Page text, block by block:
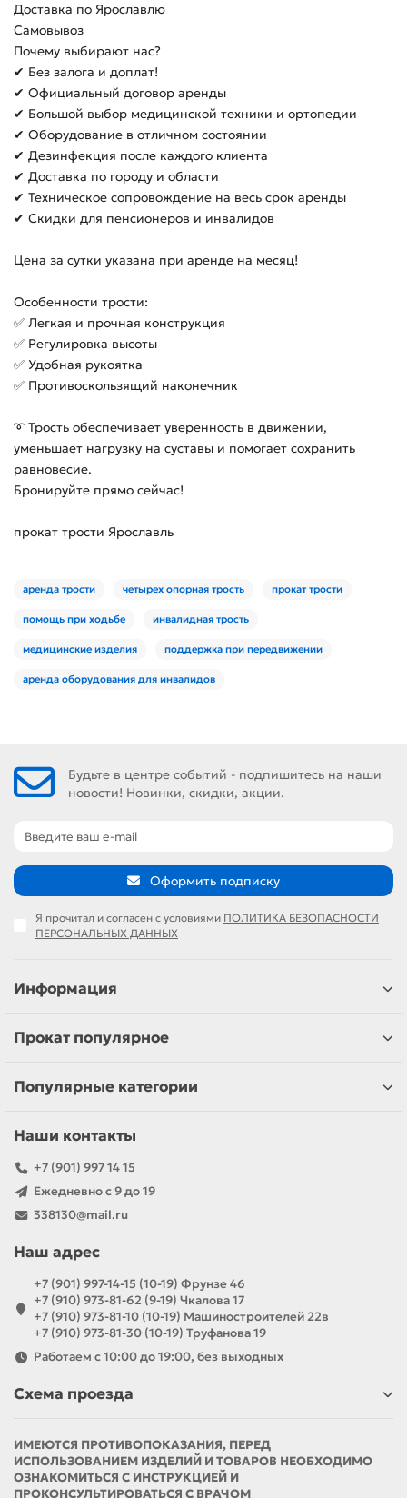
Доставка по Ярославлю
Самовывоз
Почему выбирают нас?
✔ Без залога и доплат!
✔ Официальный договор аренды
✔ Большой выбор медицинской техники и ортопедии
✔ Оборудование в отличном состоянии
✔ Дезинфекция после каждого клиента
✔ Доставка по городу и области
✔ Техническое сопровождение на весь срок аренды
✔ Скидки для пенсионеров и инвалидов
Цена за сутки указана при аренде на месяц!
Особенности трости:
✅ Легкая и прочная конструкция
✅ Регулировка высоты
✅ Удобная рукоятка
✅ Противоскользящий наконечник
➰ Трость обеспечивает уверенность в движении,
уменьшает нагрузку на суставы и помогает сохранить
равновесие.
Бронируйте прямо сейчас!
прокат трости Ярославль
аренда трости четырех опорная трость прокат трости
помощь при ходьбе инвалидная трость
медицинские изделия поддержка при передвижении
аренда оборудования для инвалидов
Будьте в центре событий - подпишитесь на наши
новости! Новинки, скидки, акции.
Оформить подписку
Я прочитал и согласен с условиями ПОЛИТИКА БЕЗОПАСНОСТИ
ПЕРСОНАЛЬНЫХ ДАННЫХ
Информация
Прокат популярное
Популярные категории
Наши контакты
+7 (901) 997 14 15
Ежедневно с 9 до 19
338130@mail.ru
Наш адрес
+7 (901) 997-14-15 (10-19) Фрунзе 46
+7 (910) 973-81-62 (9-19) Чкалова 17
+7 (910) 973-81-10 (10-19) Машиностроителей 22в
+7 (910) 973-81-30 (10-19) Труфанова 19
Работаем с 10:00 до 19:00, без выходных
Схема проезда
ИМЕЮТСЯ ПРОТИВОПОКАЗАНИЯ, ПЕРЕД
ИСПОЛЬЗОВАНИЕМ ИЗДЕЛИЙ И ТОВАРОВ НЕОБХОДИМО
ОЗНАКОМИТЬСЯ С ИНСТРУКЦИЕЙ И
ПРОКОНСУЛЬТИРОВАТЬСЯ С ВРАЧОМ